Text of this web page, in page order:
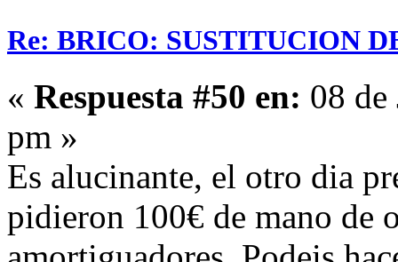
Re: BRICO: SUSTITUCION
« Respuesta #50 en: 08
pm »
Es alucinante, el otro dia
pidieron 100€ de mano de